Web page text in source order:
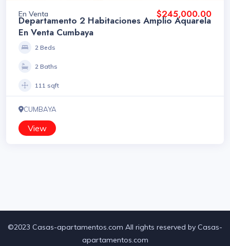
En Venta $245,000.00
Departamento 2 Habitaciones Amplio Aquarela
En Venta Cumbaya
2 Beds
2 Baths
111 sqft
CUMBAYA
View
©2023 Casas-apartamentos.com All rights reserved by Casas-
apartamentos.com